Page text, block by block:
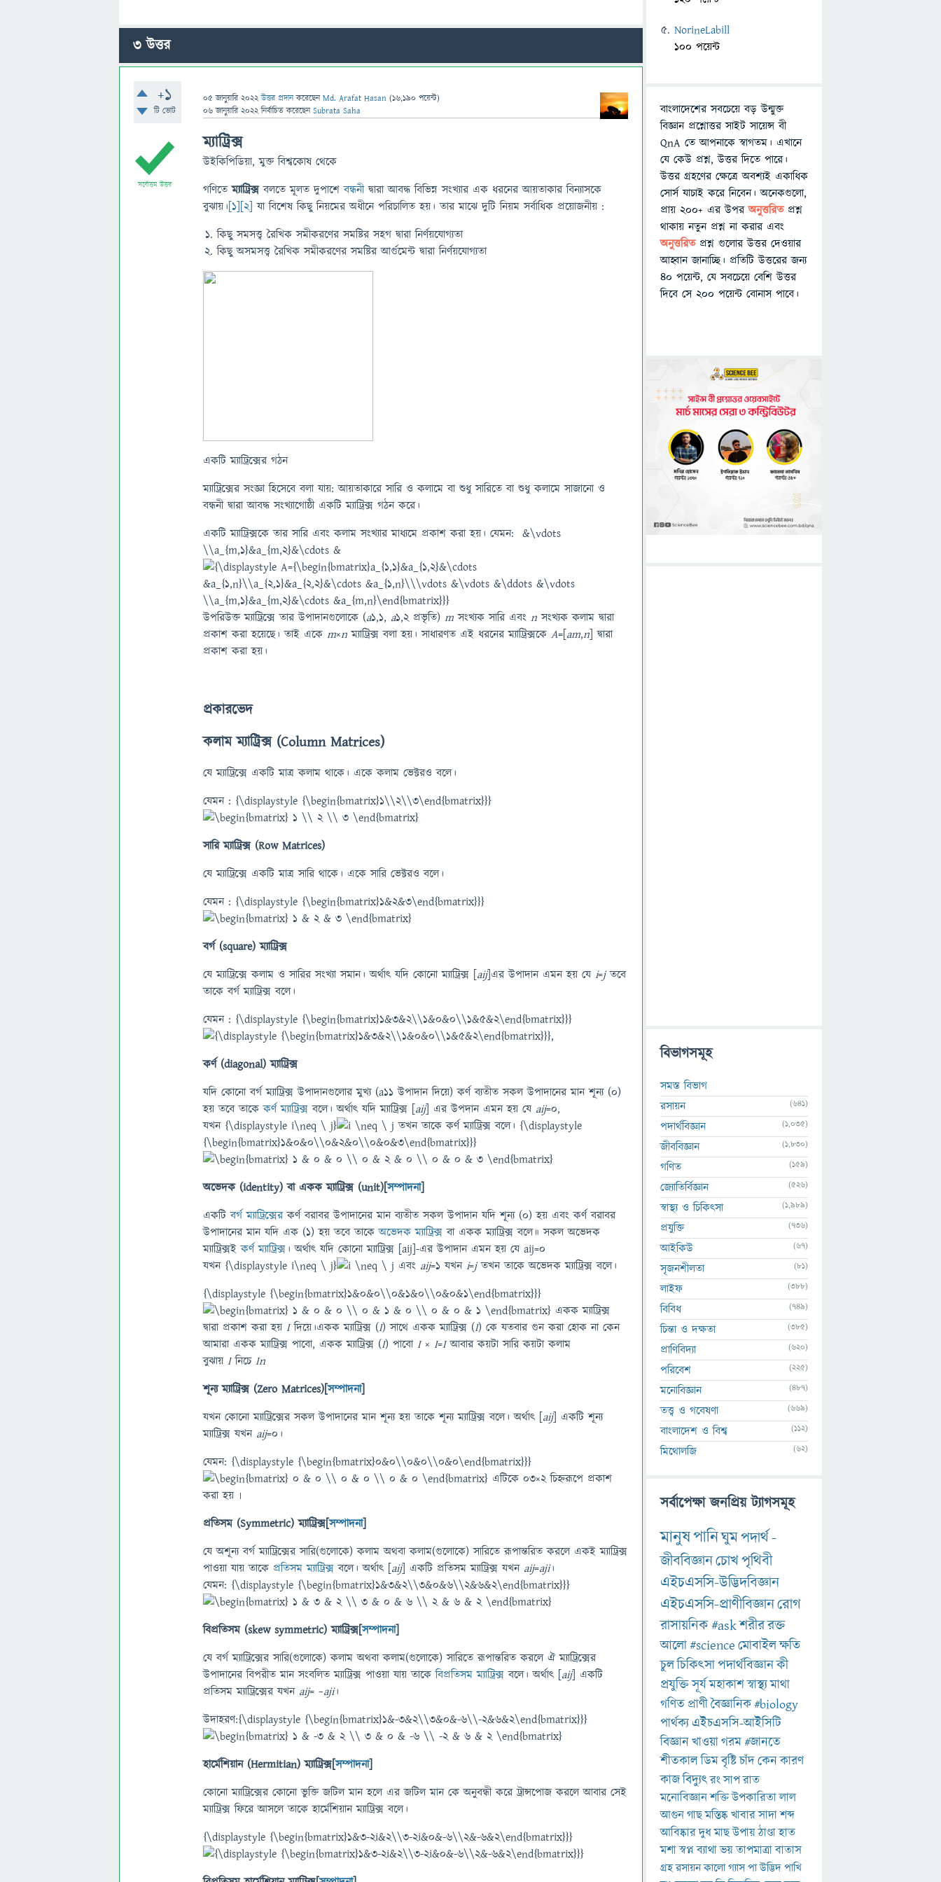
3উত্তর
+1
টি ভোট
05 জানুয়ারি 2022 উত্তর প্রদান করেছেনMd. Arafat Hasan (16,190 পয়েন্ট)
06 জানুয়ারি 2022 নির্বাচিত করেছেনSubrata Saha
সর্বোত্তম উত্তর
ম্যাট্রিক্স
উইকিপিডিয়া, মুক্ত বিশ্বকোষ থেকে
গণিতেম্যাট্রিক্সবলতে মূলত দুপাশেবন্ধনীদ্বারা আবদ্ধ বিভিন্ন সংখ্যার এক ধরনের আয়তাকার বিন্যাসকে
বুঝায়।[১][২] যা বিশেষ কিছু নিয়মের অধীনে পরিচালিত হয়। তার মাঝে দুটি নিয়ম সর্বাধিক প্রয়োজনীয় :
কিছু সমসত্ত্ব রৈখিক সমীকরণের সমষ্টির সহগ দ্বারা নির্ণয়যোগ্যতা
কিছু অসমসত্ত্ব রৈখিক সমীকরণের সমষ্টির আর্গুমেন্ট দ্বারা নির্ণয়যোগ্যতা
একটি ম্যাট্রিক্সের গঠন
ম্যাট্রিক্সের সংজ্ঞা হিসেবে বলা যায়: আয়তাকারে সারি ও কলামে বা শুধু সারিতে বা শুধু কলামে সাজানো ও
বন্ধনী দ্বারা আবদ্ধ সংখ্যাগোষ্ঠী একটি ম্যাট্রিক্স গঠন করে।
একটি ম্যাট্রিক্সকে তার সারি এবং কলাম সংখ্যার মাধ্যমে প্রকাশ করা হয়। যেমন: &\vdots
\\a_{m,1}&a_{m,2}&\cdots &
উপরিউক্ত ম্যাট্রিক্সে তার উপাদানগুলোকে (a1,1, a1,2 প্রভৃতি) mসংখ্যক সারি এবং nসংখ্যক কলাম দ্বারা
প্রকাশ করা হয়েছে। তাই একে m×nম্যাট্রিক্স বলা হয়। সাধারণত এই ধরনের ম্যাট্রিক্সকে A=[am,n] দ্বারা
প্রকাশ করা হয়।
প্রকারভেদ
কলাম ম্যাট্রিক্স (Column Matrices)
যে ম্যাট্রিক্সে একটি মাত্র কলাম থাকে। একে কলাম ভেক্টরও বলে।
যেমন : {\displaystyle {\begin{bmatrix}1\\2\\3\end{bmatrix}}}
সারি ম্যাট্রিক্স (Row Matrices)
যে ম্যাট্রিক্সে একটি মাত্র সারি থাকে। একে সারি ভেক্টরও বলে।
যেমন : {\displaystyle {\begin{bmatrix}1&2&3\end{bmatrix}}}
বর্গ (square) ম্যাট্রিক্স
যে ম্যাট্রিক্সে কলাম ও সারির সংখ্যা সমান। অর্থাৎ যদি কোনো ম্যাট্রিক্স [aij]এর উপাদান এমন হয় যে i=jতবে
তাকে বর্গ ম্যাট্রিক্স বলে।
যেমন : {\displaystyle {\begin{bmatrix}1&3&2\\1&0&0\\1&5&2\end{bmatrix}}}
,
কর্ণ (diagonal) ম্যাট্রিক্স
যদি কোনো বর্গ ম্যাট্রিক্স উপাদানগুলোর মুখ্য (a11 উপাদান দিয়ে) কর্ণ ব্যতীত সকল উপাদানের মান শূন্য (০)
হয় তবে তাকেকর্ণ ম্যাট্রিক্সবলে। অর্থাৎ যদি ম্যাট্রিক্স [aij] এর উপদান এমন হয় যে aij=0,
যখন {\displaystyle i\neq \ j}
তখন তাকে কর্ণ ম্যাট্রিক্স বলে। {\displaystyle
{\begin{bmatrix}1&0&0\\0&2&0\\0&0&3\end{bmatrix}}}
অভেদক (identity) বা একক ম্যাট্রিক্স (unit)[সম্পাদনা]
একটিবর্গ ম্যাট্রিক্সেরকর্ণ বরাবর উপাদানের মান ব্যতীত সকল উপাদান যদি শূন্য (০) হয় এবং কর্ণ বরাবর
উপাদানের মান যদি এক (১) হয় তবে তাকেঅভেদক ম্যাট্রিক্সবা একক ম্যাট্রিক্স বলে॥ সকল অভেদক
ম্যাট্রিক্সইকর্ণ ম্যাট্রিক্স। অর্থাৎ যদি কোনো ম্যাট্রিক্স [aij]-এর উপাদান এমন হয় যে aij=0
যখন {\displaystyle i\neq \ j}
এবং aij=1 যখন i=jতখন তাকে অভেদক ম্যাট্রিক্স বলে।
{\displaystyle {\begin{bmatrix}1&0&0\\0&1&0\\0&0&1\end{bmatrix}}}
একক ম্যাট্রিক্স
দ্বারা প্রকাশ করা হয় Iদিয়ে।একক ম্যাট্রিক্স (I) সাথে একক ম্যাট্রিক্স (I) কে যতবার গুন করা হোক না কেন
আমারা একক ম্যাট্রিক্স পাবো, একক ম্যাট্রিক্স (I) পাবো I× I=Iআবার কয়টা সারি কয়টা কলাম
বুঝায় Iনিচে In
শূন্য ম্যাট্রিক্স (Zero Matrices)[সম্পাদনা]
যখন কোনো ম্যাট্রিক্সের সকল উপাদানের মান শূন্য হয় তাকে শূন্য ম্যাট্রিক্স বলে। অর্থাৎ [aij] একটি শূন্য
ম্যাট্রিক্স যখন aij=0।
যেমন: {\displaystyle {\begin{bmatrix}0&0\\0&0\\0&0\end{bmatrix}}}
এটিকে 03×2 চিহ্নরূপে প্রকাশ
করা হয় ৷
প্রতিসম (Symmetric) ম্যাট্রিক্স[সম্পাদনা]
যে অশূন্য বর্গ ম্যাট্রিক্সের সারি(গুলোকে) কলাম অথবা কলাম(গুলোকে) সারিতে রূপান্তরিত করলে একই ম্যাট্রিক্স
পাওয়া যায় তাকে প্রতিসম ম্যাট্রিক্সবলে। অর্থাৎ [aij] একটি প্রতিসম ম্যাট্রিক্স যখন aij=aji।
যেমন: {\displaystyle {\begin{bmatrix}1&3&2\\3&0&6\\2&6&2\end{bmatrix}}}
বিপ্রতিসম (skew symmetric) ম্যাট্রিক্স[সম্পাদনা]
যে বর্গ ম্যাট্রিক্সের সারি(গুলোকে) কলাম অথবা কলাম(গুলোকে) সারিতে রূপান্তরিত করলে ঐ ম্যাট্রিক্সের
উপাদানের বিপরীত মান সংবলিত ম্যাট্রিক্স পাওয়া যায় তাকেবিপ্রতিসম ম্যাট্রিক্সবলে। অর্থাৎ [aij] একটি
প্রতিসম ম্যাট্রিক্সের যখন aij= −aji।
উদাহরণ:{\displaystyle {\begin{bmatrix}1&-3&2\\3&0&-6\\-2&6&2\end{bmatrix}}}
হার্মেশিয়ান (Hermitian) ম্যাট্রিক্স[সম্পাদনা]
কোনো ম্যাট্রিক্সের কোনো ভুক্তি জটিল মান হলে এর জটিল মান কে অনুবন্ধী করে ট্রান্সপোজ করলে আবার সেই
ম্যাট্রিক্স ফিরে আসলে তাকে হার্মেশিয়ান ম্যাট্রিক্স বলে।
{\displaystyle {\begin{bmatrix}1&3-2i&2\\3-2i&0&-6\\2&-6&2\end{bmatrix}}}
NorineLabill
100 পয়েন্ট
বাংলাদেশের সবচেয়ে বড় উন্মুক্ত
বিজ্ঞান প্রশ্নোত্তর সাইট সায়েন্স বী
QnA তে আপনাকে স্বাগতম। এখানে
যে কেউ প্রশ্ন, উত্তর দিতে পারে।
উত্তর গ্রহণের ক্ষেত্রে অবশ্যই একাধিক
সোর্স যাচাই করে নিবেন। অনেকগুলো,
প্রায় ২০০+ এর উপরঅনুত্তরিতপ্রশ্ন
থাকায় নতুন প্রশ্ন না করার এবং
অনুত্তরিত প্রশ্ন গুলোর উত্তর দেওয়ার
আহ্বান জানাচ্ছি। প্রতিটি উত্তরের জন্য
৪০ পয়েন্ট, যে সবচেয়ে বেশি উত্তর
দিবে সে ২০০ পয়েন্ট বোনাস পাবে।
বিভাগসমূহ
সমস্ত বিভাগ
রসায়ন
(641)
পদার্থবিজ্ঞান (1,035)
জীববিজ্ঞান (1,830)
গণিত (159)
জ্যোতির্বিজ্ঞান (526)
স্বাস্থ্য ও চিকিৎসা (1,989)
প্রযুক্তি (736)
আইকিউ (67)
সৃজনশীলতা (81)
লাইফ (388)
বিবিধ (749)
চিন্তা ও দক্ষতা (385)
প্রাণিবিদ্যা (620)
পরিবেশ (225)
মনোবিজ্ঞান (487)
তত্ত্ব ও গবেষণা (669)
বাংলাদেশ ও বিশ্ব (112)
মিথোলজি (62)
সর্বাপেক্ষা জনপ্রিয় ট্যাগসমূহ
মানুষপানিঘুমপদার্থ-
জীববিজ্ঞানচোখপৃথিবী
এইচএসসি-উদ্ভিদবিজ্ঞান
এইচএসসি-প্রাণীবিজ্ঞানরোগ
রাসায়নিক#askশরীররক্ত
আলো#scienceমোবাইলক্ষতি
চুলচিকিৎসাপদার্থবিজ্ঞানকী
প্রযুক্তিসূর্যমহাকাশস্বাস্থ্যমাথা
গণিত প্রাণীবৈজ্ঞানিক#biology
পার্থক্য এইচএসসি-আইসিটি
বিজ্ঞানখাওয়াগরম#জানতে
শীতকালডিমবৃষ্টিচাঁদকেনকারণ
কাজবিদ্যুৎরংসাপরাত
মনোবিজ্ঞানশক্তিউপকারিতালাল
আগুনগাছমস্তিষ্কখাবারসাদাশব্দ
আবিষ্কারদুধমাছউপায়ঠাণ্ডাহাত
মশাস্বপ্নব্যাথাভয়তাপমাত্রাবাতাস
গ্রহরসায়নকালোগ্যাসপাউদ্ভিদপাখি